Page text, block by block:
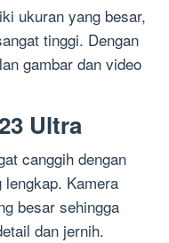
ukuran yang besar,
tinggi. Dengan
gambar dan video
Ultra
canggih dengan
Kamera
besar sehingga
dan jernih.